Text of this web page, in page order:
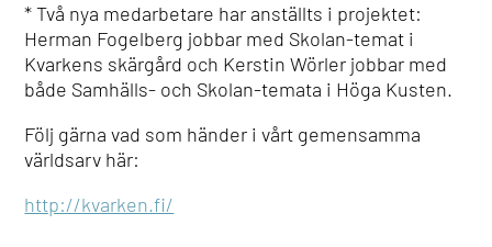
* Två nya medarbetare har anställts i projektet:
Herman Fogelberg jobbar med Skolan-temat i
Kvarkens skärgård och Kerstin Wörler jobbar med
både Samhälls- och Skolan-temata i Höga Kusten.
Följ gärna vad som händer i vårt gemensamma
världsarv här:
http://kvarken.fi/